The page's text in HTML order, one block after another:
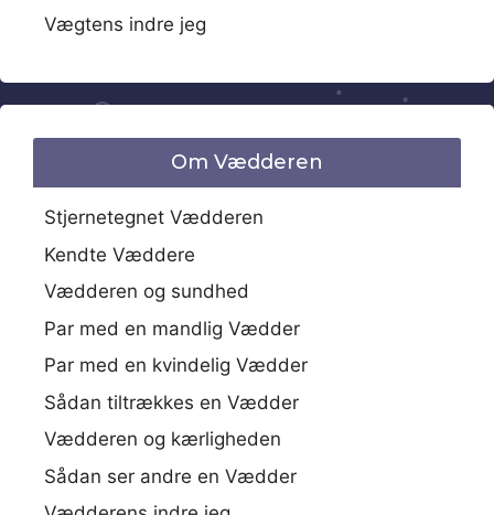
Vægtens indre jeg
Om Vædderen
Stjernetegnet Vædderen
Kendte Væddere
Vædderen og sundhed
Par med en mandlig Vædder
Par med en kvindelig Vædder
Sådan tiltrækkes en Vædder
Vædderen og kærligheden
Sådan ser andre en Vædder